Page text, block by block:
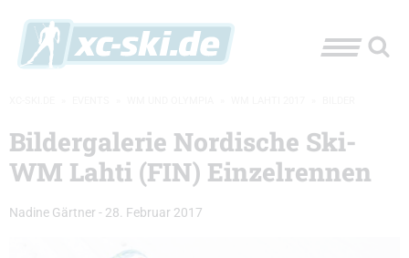
Bildergalerie Nordische Ski-
WM Lahti (FIN) Einzelrennen
Nadine Gärtner - 28. Februar 2017